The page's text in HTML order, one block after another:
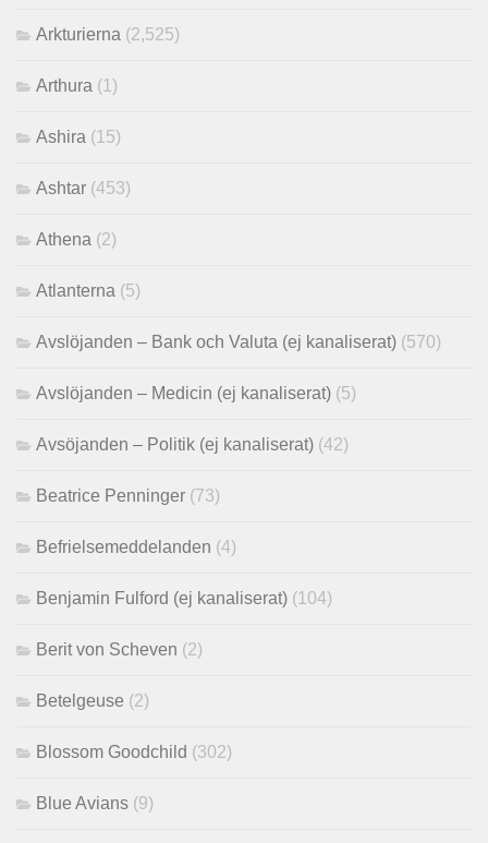
Arkturierna (2,525)
Arthura (1)
Ashira (15)
Ashtar (453)
Athena (2)
Atlanterna (5)
Avslöjanden – Bank och Valuta (ej kanaliserat) (570)
Avslöjanden – Medicin (ej kanaliserat) (5)
Avsöjanden – Politik (ej kanaliserat) (42)
Beatrice Penninger (73)
Befrielsemeddelanden (4)
Benjamin Fulford (ej kanaliserat) (104)
Berit von Scheven (2)
Betelgeuse (2)
Blossom Goodchild (302)
Blue Avians (9)